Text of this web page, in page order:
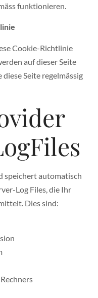
funktionieren.
Cookie-Richtlinie
auf dieser Seite
Seite regelmässig
speichert automatisch
Log Files, die Ihr
Dies sind: